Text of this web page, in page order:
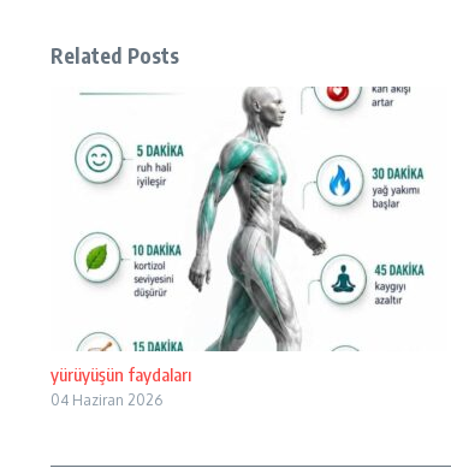
Related Posts
yürüyüşün faydaları
04 Haziran 2026